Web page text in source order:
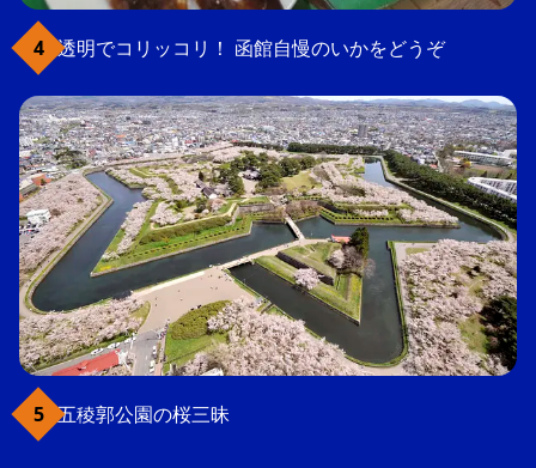
透明でコリッコリ！ 函館自慢のいかをどうぞ
五稜郭公園の桜三昧